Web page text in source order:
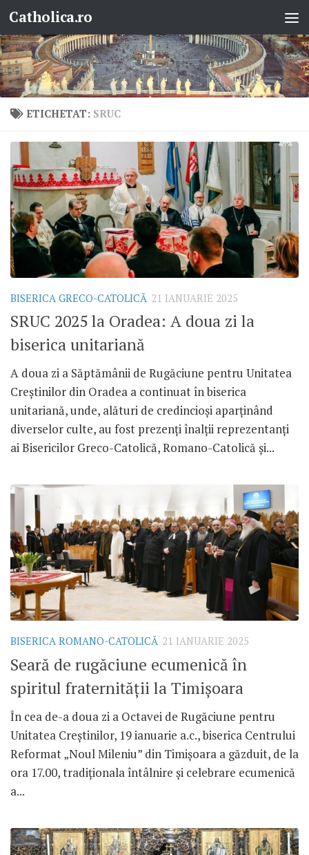
Skip to content
Catholica.ro
ETICHETAT: SRUC
BISERICA GRECO-CATOLICĂ 21 IANUARIE 2025
SRUC 2025 la Oradea: A doua zi la
biserica unitariană
A doua zi a Săptămânii de Rugăciune pentru Unitatea
Creștinilor din Oradea a continuat în biserica
unitariană, unde, alături de credincioși aparținând
diverselor culte, au fost prezenți înalții reprezentanți
ai Bisericilor Greco-Catolică, Romano-Catolică și...
BISERICA ROMANO-CATOLICĂ 21 IANUARIE 2025
Seară de rugăciune ecumenică în
spiritul fraternității la Timișoara
În cea de-a doua zi a Octavei de Rugăciune pentru
Unitatea Creștinilor, 19 ianuarie a.c., biserica Centrului
Reformat „Noul Mileniu” din Timișoara a găzduit, de la
ora 17.00, tradiționala întâlnire și celebrare ecumenică
a...